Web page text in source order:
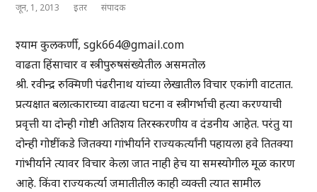
जून, 1, 2013 इतर संपादक
श्याम कुलकर्णी, sgk664@gmail.com
वाढता हिंसाचार व स्त्रीपुरुषसंख्येतील असमतोल
श्री. रवीन्द्र रुक्मिणी पंढरीनाथ यांच्या लेखातील विचार एकांगी वाटतात.
प्रत्यक्षात बलात्काराच्या वाढत्या घटना व स्त्रीगर्भाची हत्या करण्याची
प्रवृत्ती या दोन्ही गोष्टी अतिशय तिरस्करणीय व दंडनीय आहेत. परंतु या
दोन्ही गोष्टींकडे जितक्या गांभीर्याने राज्यकर्त्यांनी पहायला हवे तितक्या
गांभीर्याने त्यावर विचार केला जात नाही हेच या समस्योगील मूळ कारण
आहे. किंवा राज्यकर्त्या जमातीतील काही व्यक्ती त्यात सामील